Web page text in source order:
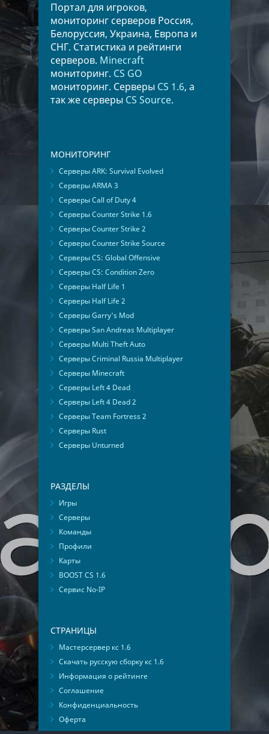
Портал для игроков,
мониторинг серверов Россия,
Белоруссия, Украина, Европа и
СНГ. Статистика и рейтинги
серверов. Minecraft
мониторинг. CS GO
мониторинг. Серверы CS 1.6, а
так же серверы CS Source.
МОНИТОРИНГ
Серверы ARK: Survival Evolved
Серверы ARMA 3
Серверы Call of Duty 4
Серверы Counter Strike 1.6
Серверы Counter Strike 2
Серверы Counter Strike Source
Серверы CS: Global Offensive
Серверы CS: Condition Zero
Серверы Half Life 1
Серверы Half Life 2
Серверы Garry's Mod
Серверы San Andreas Multiplayer
Серверы Multi Theft Auto
Серверы Criminal Russia Multiplayer
Серверы Minecraft
Серверы Left 4 Dead
Серверы Left 4 Dead 2
Серверы Team Fortress 2
Серверы Rust
Серверы Unturned
РАЗДЕЛЫ
Игры
Серверы
Команды
Профили
Карты
BOOST CS 1.6
Сервис No-IP
СТРАНИЦЫ
Мастерсервер кс 1.6
Скачать русскую сборку кс 1.6
Информация о рейтинге
Соглашение
Конфиденциальность
Оферта